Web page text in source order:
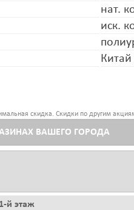
нат.
иск.
Китай
скидка. Скидки по другим
ВАШЕГО ГОРОДА
й этаж